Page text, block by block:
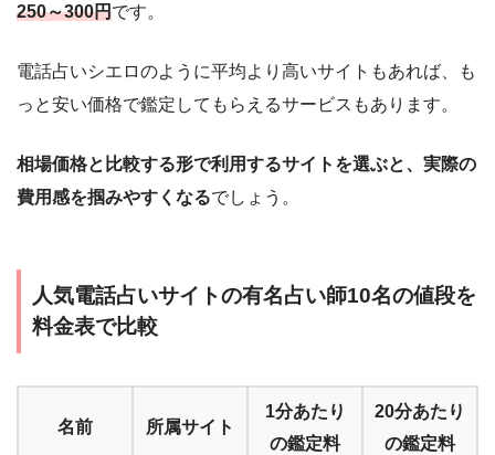
250～300円です。
電話占いシエロのように平均より高いサイトもあれば、も
っと安い価格で鑑定してもらえるサービスもあります。
相場価格と比較する形で利用するサイトを選ぶと、実際の
費用感を掴みやすくなるでしょう。
人気電話占いサイトの有名占い師10名の値段を
料金表で比較
名前 所属サイト
1分あたり
の鑑定料
20分あたり
の鑑定料